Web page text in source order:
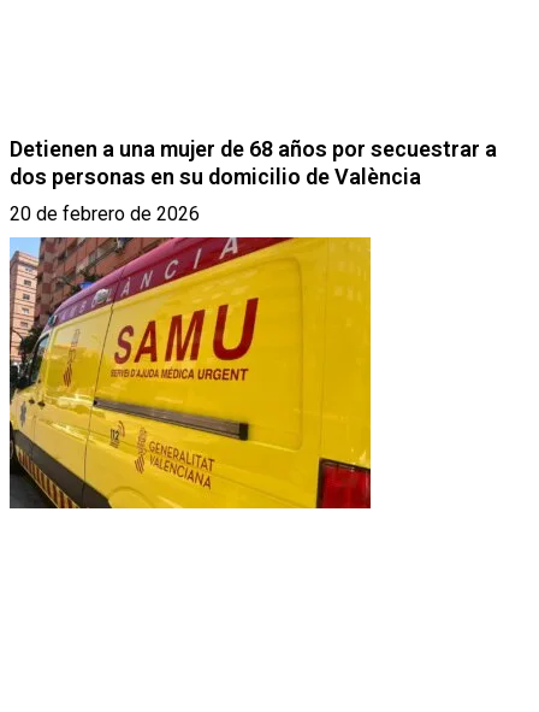
Detienen a una mujer de 68 años por secuestrar a
dos personas en su domicilio de València
20 de febrero de 2026